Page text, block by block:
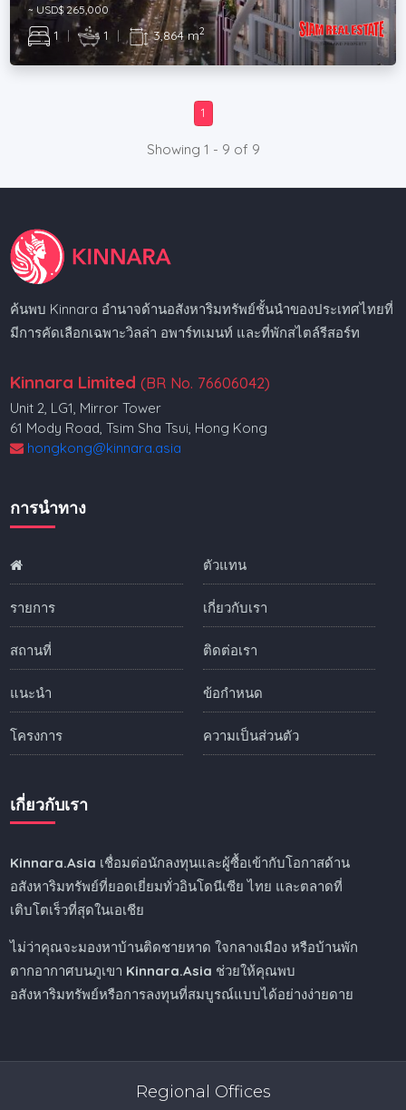
~ USD$ 265,000
1 | 1 | 3,864 m2
1
Showing 1 - 9 of 9
ค้นพบ Kinnara อำนาจด้านอสังหาริมทรัพย์ชั้นนำของประเทศไทยที่
มีการคัดเลือกเฉพาะวิลล่า อพาร์ทเมนท์ และที่พักสไตล์รีสอร์ท
Kinnara Limited (BR No. 76606042)
Unit 2, LG1, Mirror Tower
61 Mody Road, Tsim Sha Tsui, Hong Kong
hongkong@kinnara.asia
การนำทาง
รายการ
สถานที่
แนะนำ
โครงการ
ตัวแทน
เกี่ยวกับเรา
ติดต่อเรา
ข้อกำหนด
ความเป็นส่วนตัว
เกี่ยวกับเรา
Kinnara.Asia เชื่อมต่อนักลงทุนและผู้ซื้อเข้ากับโอกาสด้าน
อสังหาริมทรัพย์ที่ยอดเยี่ยมทั่วอินโดนีเซีย ไทย และตลาดที่
เติบโตเร็วที่สุดในเอเชีย
ไม่ว่าคุณจะมองหาบ้านติดชายหาด ใจกลางเมือง หรือบ้านพัก
ตากอากาศบนภูเขา Kinnara.Asia ช่วยให้คุณพบ
อสังหาริมทรัพย์หรือการลงทุนที่สมบูรณ์แบบได้อย่างง่ายดาย
Regional Offices